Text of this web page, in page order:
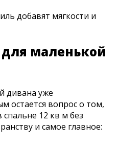
добавят мягкости и
маленькой
дивана уже
остается вопрос о том,
12 кв м без
и самое главное: